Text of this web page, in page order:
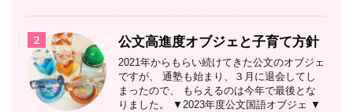
2 公文高進度オブジェと子育て方針
2021年からもらい続けてきた公文のオブジェ
ですが、 通塾も始まり、３月に退会してし
まったので、 もらえるのは今年で最後とな
りました。 ▼2023年度公文国語オブジェ ▼